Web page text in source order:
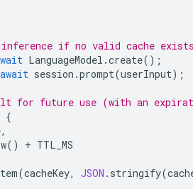
if no valid cache
LanguageModel .create();
await session .prompt(userInput);
for future use (with an
{
,
() + TTL_MS
(cacheKey, JSON . stringify(